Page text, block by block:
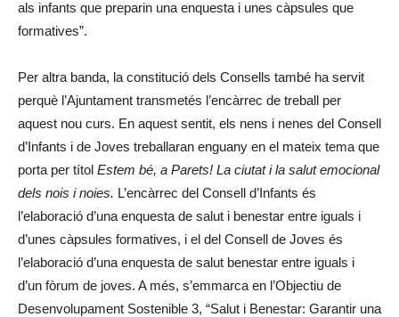
als infants que preparin una enquesta i unes càpsules que
formatives”.
Per altra banda, la constitució dels Consells també ha servit
perquè l’Ajuntament transmetés l’encàrrec de treball per
aquest nou curs. En aquest sentit, els nens i nenes del Consell
d’Infants i de Joves treballaran enguany en el mateix tema que
porta per títol Estem bé, a Parets! La ciutat i la salut emocional
dels nois i noies. L’encàrrec del Consell d’Infants és
l’elaboració d’una enquesta de salut i benestar entre iguals i
d’unes càpsules formatives, i el del Consell de Joves és
l’elaboració d’una enquesta de salut benestar entre iguals i
d’un fòrum de joves. A més, s’emmarca en l’Objectiu de
Desenvolupament Sostenible 3, “Salut i Benestar: Garantir una